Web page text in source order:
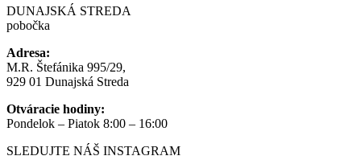
DUNAJSKÁ STREDA
pobočka
Adresa:
M.R. Štefánika 995/29,
929 01 Dunajská Streda
Otváracie hodiny:
Pondelok – Piatok 8:00 – 16:00
SLEDUJTE NÁŠ INSTAGRAM